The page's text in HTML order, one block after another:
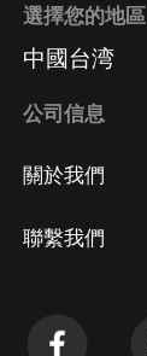
選擇您的地區
中國台湾
公司信息
關於我們
聯繫我們